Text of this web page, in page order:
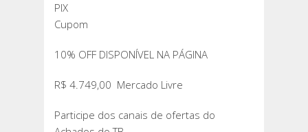
PIX
Cupom
10% OFF DISPONÍVEL NA PÁGINA
R$ 4.749,00 Mercado Livre
Participe dos canais de ofertas do